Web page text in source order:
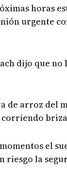
horas
urgente
dijo que no
de arroz del
el
riesgo la